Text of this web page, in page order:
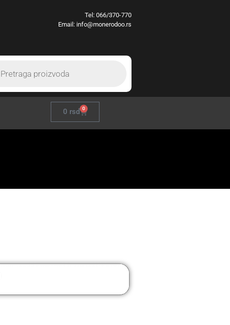
Tel: 066/370-770
Email: info@monerodoo.rs
0 rsd 0